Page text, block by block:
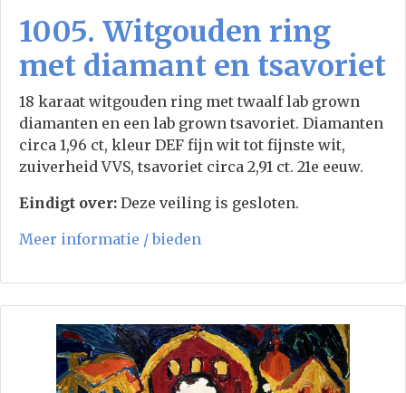
1005. Witgouden ring
met diamant en tsavoriet
18 karaat witgouden ring met twaalf lab grown
diamanten en een lab grown tsavoriet. Diamanten
circa 1,96 ct, kleur DEF fijn wit tot fijnste wit,
zuiverheid VVS, tsavoriet circa 2,91 ct. 21e eeuw.
Eindigt over: Deze veiling is gesloten.
Meer informatie / bieden